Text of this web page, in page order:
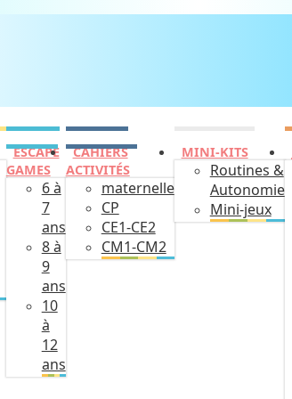
ESCAPE
GAMES
6 à
7
ans
8 à
9
ans
10
à
12
ans
CAHIERS
ACTIVITÉS
maternelle
CP
CE1-CE2
CM1-CM2
MINI-KITS
Routines &
Autonomie
Mini-jeux